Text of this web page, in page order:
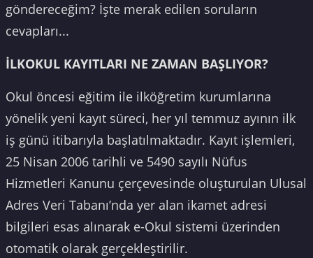
göndereceğim? İşte merak edilen soruların
cevapları...
İLKOKUL KAYITLARI NE ZAMAN BAŞLIYOR?
Okul öncesi eğitim ile ilköğretim kurumlarına
yönelik yeni kayıt süreci, her yıl temmuz ayının ilk
iş günü itibarıyla başlatılmaktadır. Kayıt işlemleri,
25 Nisan 2006 tarihli ve 5490 sayılı Nüfus
Hizmetleri Kanunu çerçevesinde oluşturulan Ulusal
Adres Veri Tabanı’nda yer alan ikamet adresi
bilgileri esas alınarak e-Okul sistemi üzerinden
otomatik olarak gerçekleştirilir.